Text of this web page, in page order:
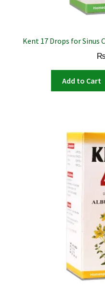
Kent 17 Drops for Sinus
₨
Add to Cart